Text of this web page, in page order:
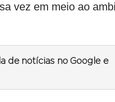
vez em meio ao
de notícias no Google e